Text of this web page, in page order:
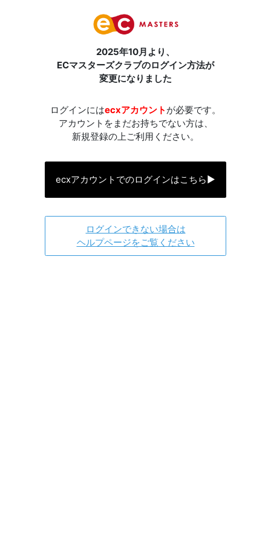
2025年10月より、
ECマスターズクラブのログイン方法が
変更になりました
ログインにはecxアカウント が必要です。
アカウントをまだお持ちでない方は、
新規登録の上ご利用ください。
ecxアカウントでのログインはこちら▶
ログインできない場合は
ヘルプページをご覧ください